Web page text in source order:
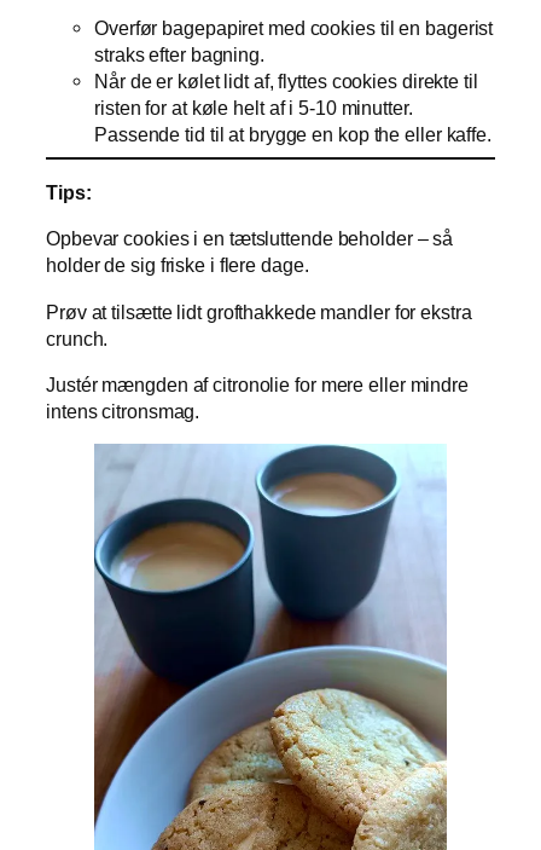
Overfør bagepapiret med cookies til en bagerist
straks efter bagning.
Når de er kølet lidt af, flyttes cookies direkte til
risten for at køle helt af i 5-10 minutter.
Passende tid til at brygge en kop the eller kaffe.
Tips:
Opbevar cookies i en tætsluttende beholder – så
holder de sig friske i flere dage.
Prøv at tilsætte lidt grofthakkede mandler for ekstra
crunch.
Justér mængden af citronolie for mere eller mindre
intens citronsmag.